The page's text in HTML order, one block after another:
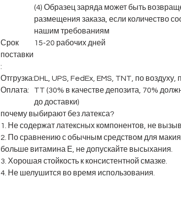
(4) Образец заряда может быть
размещения заказа, если количество
нашим требованиям
Срок
поставки
:
15-20 рабочих дней
Отгрузка:DHL, UPS, FedEx, EMS, TNT, по воздуху,
Оплата:
TT (30% в качестве депозита, 70%
до доставки)
почему выбирают без латекса?
1. Не содержат латексных компонентов, не
2. По сравнению с обычным средством для
больше витамина Е, не допускайте высыхания.
3. Хорошая стойкость к консистентной смазке.
4. Не шелушится во время использования.